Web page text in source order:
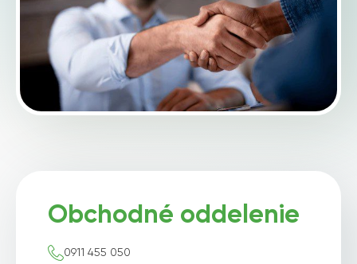
Obchodné oddelenie
0911 455 050